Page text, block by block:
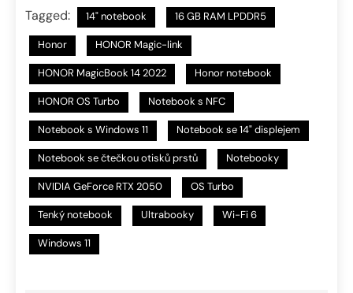
Tagged: 14" notebook 16 GB RAM LPDDR5
Honor HONOR Magic-link
HONOR MagicBook 14 2022 Honor notebook
HONOR OS Turbo Notebook s NFC
Notebook s Windows 11 Notebook se 14" displejem
Notebook se čtečkou otisků prstů Notebooky
NVIDIA GeForce RTX 2050 OS Turbo
Tenký notebook Ultrabooky Wi-Fi 6
Windows 11